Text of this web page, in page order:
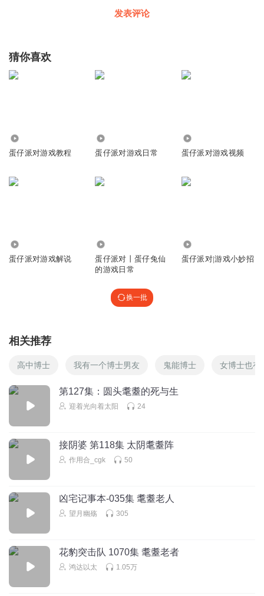
发表评论
猜你喜欢
蛋仔派对游戏教程 蛋仔派对游戏日常 蛋仔派对游戏视频
蛋仔派对游戏解说
蛋仔派对丨蛋仔兔仙
的游戏日常
蛋仔派对|游戏小妙招
换一批
相关推荐
高中博士 我有一个博士男友 鬼能博士 女博士也有
第127集：圆头耄耋的死与生
迎着光向着太阳 24
接阴婆 第118集 太阴耄耋阵
作用合_cgk 50
凶宅记事本-035集 耄耋老人
望月幽殇 305
花豹突击队 1070集 耄耋老者
鸿达以太 1.05万